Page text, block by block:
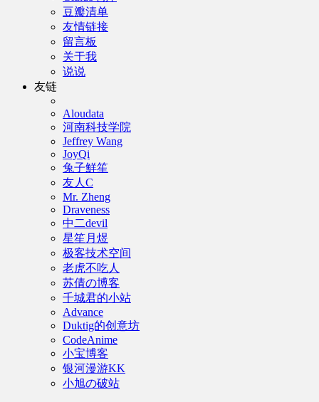
豆瓣清单
友情链接
留言板
关于我
说说
友链
Aloudata
河南科技学院
Jeffrey Wang
JoyQi
兔子鮮笙
友人C
Mr. Zheng
Draveness
中二devil
星笙月煜
极客技术空间
老虎不吃人
苏倩の博客
千城君的小站
Advance
Duktig的创意坊
CodeAnime
小宝博客
银河漫游KK
小旭の破站